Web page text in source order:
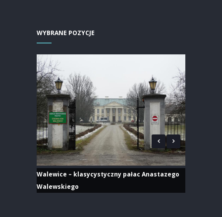
WYBRANE POZYCJE
Walewice – klasycystyczny pałac Anastazego
Walewskiego